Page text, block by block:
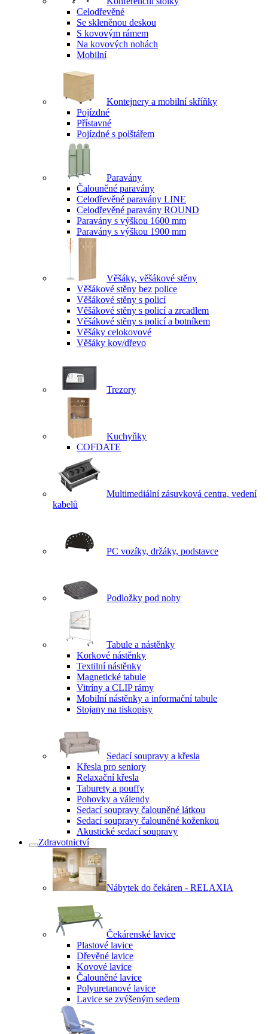
Celodřevěné
Se skleněnou deskou
S kovovým rámem
Na kovových nohách
Mobilní
Kontejnery a mobilní skříňky
Pojízdné
Přístavné
Pojízdné s polštářem
Paravány
Čalouněné paravány
Celodřevěné paravány LINE
Celodřevěné paravány ROUND
Paravány s výškou 1600 mm
Paravány s výškou 1900 mm
Věšáky, věšákové stěny
Věšákové stěny bez police
Věšákové stěny s policí
Věšákové stěny s policí a zrcadlem
Věšákové stěny s policí a botníkem
Věšáky celokovové
Věšáky kov/dřevo
Trezory
Kuchyňky
COFDATE
Multimediální zásuvková centra, vedení
kabelů
PC vozíky, držáky, podstavce
Podložky pod nohy
Tabule a nástěnky
Korkové nástěnky
Textilní nástěnky
Magnetické tabule
Vitríny a CLIP rámy
Mobilní nástěnky a informační tabule
Stojany na tiskopisy
Sedací soupravy a křesla
Křesla pro seniory
Relaxační křesla
Taburety a pouffy
Pohovky a válendy
Sedací soupravy čalouněné látkou
Sedací soupravy čalouněné koženkou
Akustické sedací soupravy
Zdravotnictví
Nábytek do čekáren - RELAXIA
Čekárenské lavice
Plastové lavice
Dřevěné lavice
Kovové lavice
Čalouněné lavice
Polyuretanové lavice
Lavice se zvýšeným sedem